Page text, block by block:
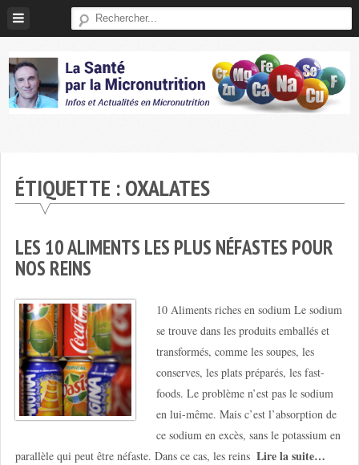
Skip
ÉTIQUETTE :OXALATES
LES 10 ALIMENTS LES PLUS NÉFASTES POUR
NOS REINS
10 Aliments riches en sodium Le sodium
se trouve dans les produits emballés et
transformés, comme les soupes, les
conserves, les plats préparés, les fast-
foods. Le problème n’est pas le sodium
en lui-même. Mais c’est l’absorption de
ce sodium en excès, sans le potassium en
parallèle qui peut être néfaste. Dans ce cas, les reins Lire la suite…